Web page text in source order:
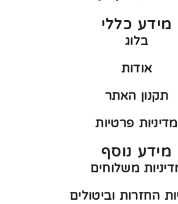
מידע כללי
בלוג
אודות
תקנון האתר
מדיניות פרטיות
מידע נוסף
משלוחים
החזרות וביטולים